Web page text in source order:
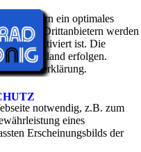
Besuchern ein optimales
von Drittanbietern werden
Option aktiviert ist. Die
Drittland erfolgen.
notwendig, z.B. zum
eines
Erscheinungsbilds der